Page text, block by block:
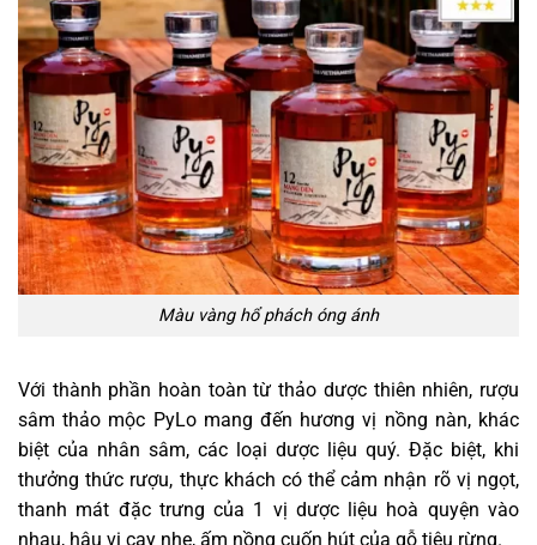
Màu vàng hổ phách óng ánh
Với thành phần hoàn toàn từ thảo dược thiên nhiên, rượu
sâm thảo mộc PyLo mang đến hương vị nồng nàn, khác
biệt của nhân sâm, các loại dược liệu quý. Đặc biệt, khi
thưởng thức rượu, thực khách có thể cảm nhận rõ vị ngọt,
thanh mát đặc trưng của 1 vị dược liệu hoà quyện vào
nhau, hậu vị cay nhẹ, ấm nồng cuốn hút của gỗ tiêu rừng.